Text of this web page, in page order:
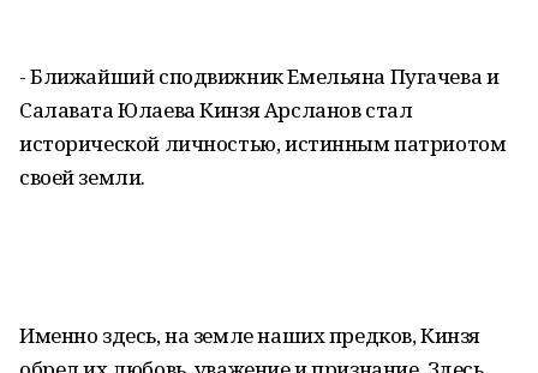
- Ближайший сподвижник Емельяна Пугачева и
Салавата Юлаева Кинзя Арсланов стал
исторической личностью, истинным патриотом
своей земли.
Именно здесь, на земле наших предков, Кинзя